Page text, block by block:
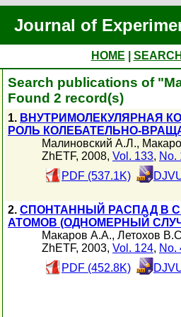
Journal of
HOME
Search publications of
Found 2 record(s)
1. ВНУТРИМОЛЕКУЛЯРНАЯ
РОЛЬ КОЛЕБАТЕЛЬНО-
Малиновский А.Л.,
ZhETF, 2008, Vol. 133, No.
PDF (537.1K)
2. СПОНТАННЫЙ РАСПАД В
АТОМОВ (ОДНОМЕРНЫЙ
Макаров А.А., Летохов
ZhETF, 2003, Vol. 124, No.
PDF (452.8K)